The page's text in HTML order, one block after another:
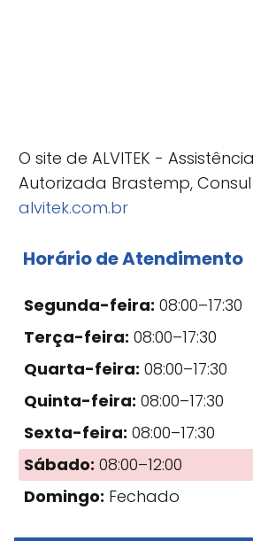
O site de ALVITEK -
Autorizada Brastemp, Consul
alvitek.com.br
Horário de Atendimento
Segunda-feira: 08:00–17:30
Terça-feira: 08:00–17:30
Quarta-feira: 08:00–17:30
Quinta-feira: 08:00–17:30
Sexta-feira: 08:00–17:30
Sábado: 08:00–12:00
Domingo: Fechado